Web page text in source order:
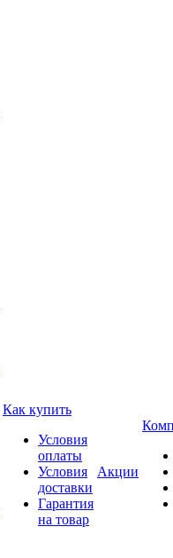
Как купить
Условия
оплаты
Условия
доставки
Гарантия
на товар
Акции